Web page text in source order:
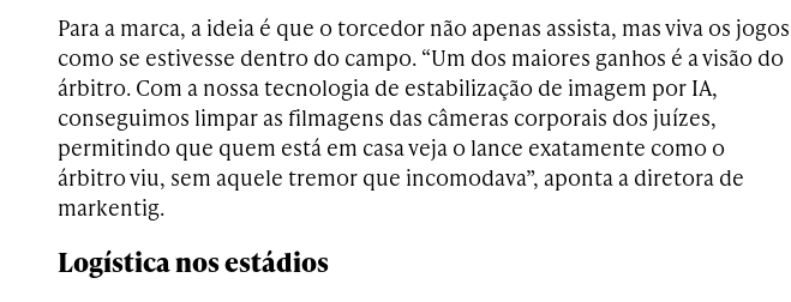
Para a marca, a ideia é que o torcedor não apenas assista, mas viva os jogos
como se estivesse dentro do campo. “Um dos maiores ganhos é a visão do
árbitro. Com a nossa tecnologia de estabilização de imagem por IA,
conseguimos limpar as filmagens das câmeras corporais dos juízes,
permitindo que quem está em casa veja o lance exatamente como o
árbitro viu, sem aquele tremor que incomodava”, aponta a diretora de
markentig.
Logística nos estádios